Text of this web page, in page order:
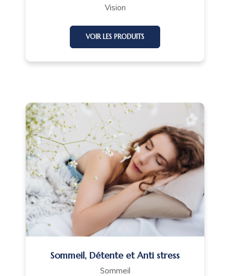
Vision
VOIR LES PRODUITS
Sommeil, Détente et Anti stress
Sommeil